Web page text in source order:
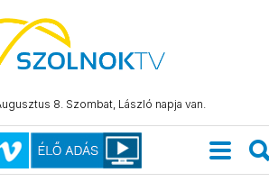
8. Szombat, László napja van.